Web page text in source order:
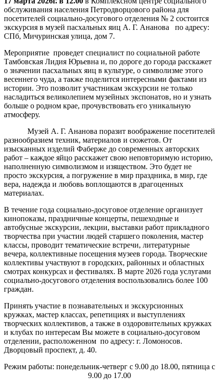
обслуживания населения Петродворцового района для
посетителей социально-досугового отделения № 2 состоится
экскурсия в музей пасхальных яиц А. Г. Ананова по адресу:
СПб, Мичуринская улица, дом 7.
Мероприятие проведет специалист по социальной работе
Тамбовская Лидия Юрьевна и, по дороге до города расскажет
о значении пасхальных яиц в культуре, о символизме этого
весеннего чуда, а также поделится интересными фактами из
истории. Это позволит участникам экскурсии не только
насладиться великолепием музейных экспонатов, но и узнать
больше о родном крае, прочувствовать его уникальную
атмосферу.
Музей А. Г. Ананова поразит воображение посетителей
разнообразием техник, материалов и сюжетов. От
изысканных изделий Фаберже до современных авторских
работ – каждое яйцо расскажет свою неповторимую историю,
наполненную символизмом и изяществом. Это будет не
просто экскурсия, а погружение в мир праздника, в мир, где
вера, надежда и любовь воплощаются в драгоценных
материалах.
В течение года социально-досуговое отделение организует
кинопоказы, праздничные концерты, пешеходные и
автобусные экскурсии, лекции, выставки работ прикладного
творчества при участии людей старшего поколения, мастер
классы, проводит тематические встречи, литературные
вечера, коллективные посещения музеев города. Творческие
коллективы участвуют в городских, районных и областных
смотрах конкурсах и фестивалях. В марте 2026 года услугами
социально-досугового отделения воспользовались более 100
граждан.
Принять участие в познавательных и экскурсионных
кружках, мастер классах, репетициях и выступлениях
творческих коллективов, а также в оздоровительных кружках
и клубах по интересам Вы можете в социально-досуговом
отделении, расположенном по адресу: г. Ломоносов.
Дворцовый проспект, д. 40.
Режим работы: понедельник-четверг с 9.00 до 18.00, пятница с
9.00 до 17.00